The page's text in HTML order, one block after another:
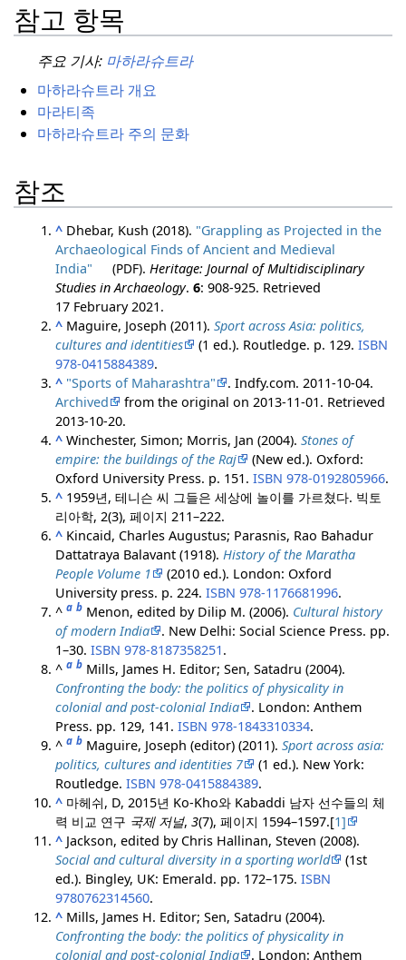
참고 항목
주요 기사: 마하라슈트라
마하라슈트라 개요
마라티족
마하라슈트라 주의 문화
참조
^ Dhebar, Kush (2018). "Grappling as Projected in the
Archaeological Finds of Ancient and Medieval
India"
(PDF).Heritage: Journal of Multidisciplinary
Studies in Archaeology.6: 908‐925. Retrieved
17 February2021.
^ Maguire, Joseph (2011).Sport across Asia: politics,
cultures and identities
(1 ed.). Routledge. p. 129.ISBN
978-0415884389.
^ "Sports of Maharashtra"
. Indfy.com. 2011-10-04.
Archived
from the original on 2013-11-01. Retrieved
2013-10-20.
^ Winchester, Simon; Morris, Jan (2004).Stones of
empire: the buildings of the Raj
(New ed.). Oxford:
Oxford University Press. p. 151.ISBN 978-0192805966.
^ 1959년, 테니슨 씨 그들은 세상에 놀이를 가르쳤다. 빅토
리아학, 2(3), 페이지 211–222.
^ Kincaid, Charles Augustus; Parasnis, Rao Bahadur
Dattatraya Balavant (1918).History of the Maratha
People Volume 1
(2010 ed.). London: Oxford
University press. p. 224.ISBN 978-1176681996.
^a b Menon, edited by Dilip M. (2006). Cultural history
of modern India
. New Delhi: Social Science Press. pp.
1–30.ISBN 978-8187358251 .
^a b Mills, James H. Editor; Sen, Satadru (2004).
Confronting the body: the politics of physicality in
colonial and post-colonial India
. London: Anthem
Press. pp. 129, 141.ISBN 978-1843310334.
^a b Maguire, Joseph (editor) (2011).Sport across asia:
politics, cultures and identities 7
(1 ed.). New York:
Routledge.ISBN 978-0415884389.
^ 마헤쉬, D, 2015년 Ko-Kho와 Kabaddi 남자 선수들의 체
력 비교 연구 국제 저널,3(7), 페이지 1594–1597.[1]
^ Jackson, edited by Chris Hallinan, Steven (2008).
Social and cultural diversity in a sporting world
(1st
ed.). Bingley, UK: Emerald. pp. 172–175.ISBN
9780762314560.
^ Mills, James H. Editor; Sen, Satadru (2004).
Confronting the body: the politics of physicality in
colonial and post-colonial India
. London: Anthem